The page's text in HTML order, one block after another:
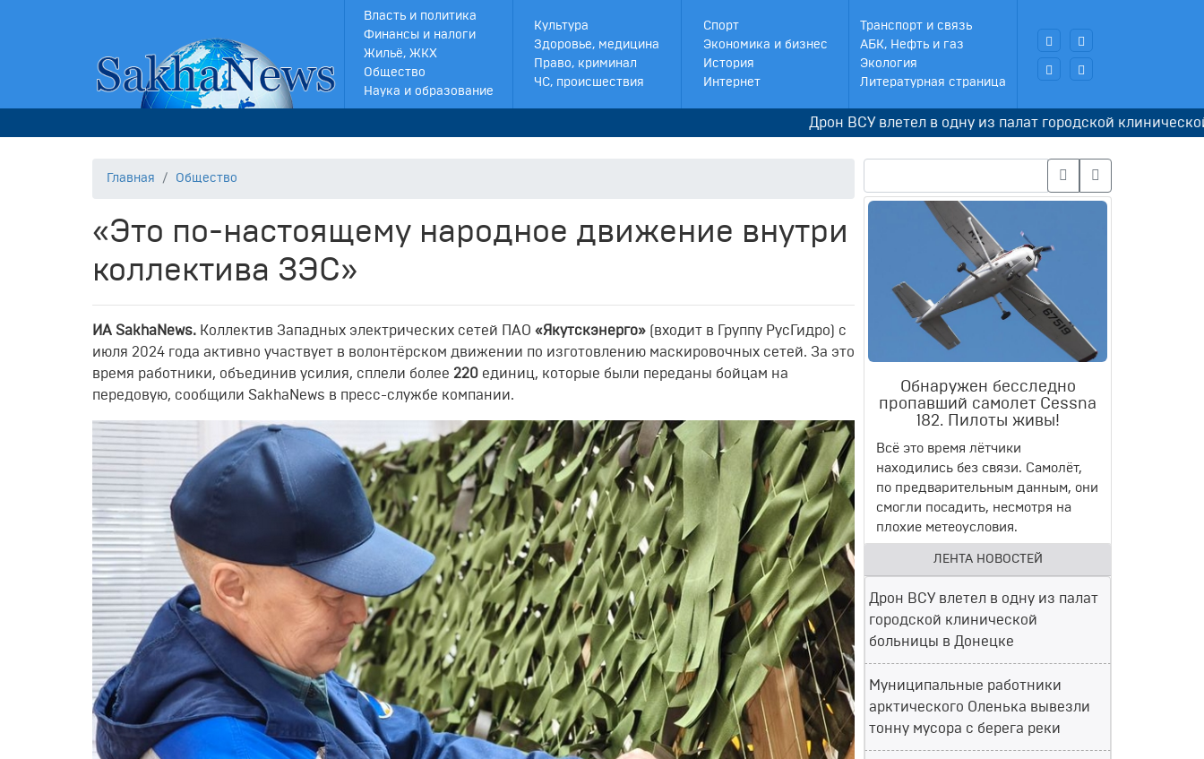
Власть и политика
Финансы и налоги
Жильё, ЖКХ
Общество
Наука и образование
Культура
Здоровье, медицина
Право, криминал
ЧС, происшествия
Спорт
Экономика и бизнес
История
Интернет
Транспорт и связь
АБК, Нефть и газ
Экология
Литературная страница
Дрон ВСУ влетел в одну из палат городской клинической
Главная Общество
«Это по-настоящему народное движение внутри
коллектива ЗЭС»
ИA SakhaNews. Коллектив Западных электрических сетей ПАО «Якутскэнерго» (входит в Группу РусГидро) с
июля 2024 года активно участвует в волонтёрском движении по изготовлению маскировочных сетей. За это
время работники, объединив усилия, сплели более 220 единиц, которые были переданы бойцам на
передовую, сообщили SakhaNews в пресс-службе компании.
Обнаружен бесследно
пропавший самолет Cessna
182. Пилоты живы!
Всё это время лётчики
находились без связи. Самолёт,
по предварительным данным, они
смогли посадить, несмотря на
плохие метеоусловия.
ЛЕНТА НОВОСТЕЙ
Дрон ВСУ влетел в одну из палат
городской клинической
больницы в Донецке
Муниципальные работники
арктического Оленька вывезли
тонну мусора с берега реки